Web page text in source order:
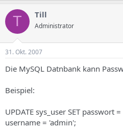
T Till
Administrator
31. Okt. 2007
Die MySQL Datnbank kann
Beispiel:
UPDATE sys_user SET passwort
username = 'admin';